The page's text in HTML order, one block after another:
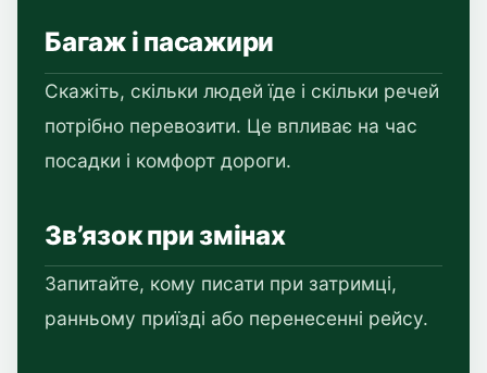
Багаж і пасажири
Скажіть, скільки людей їде і скільки речей
потрібно перевозити. Це впливає на час
посадки і комфорт дороги.
Зв’язок при змінах
Запитайте, кому писати при затримці,
ранньому приїзді або перенесенні рейсу.